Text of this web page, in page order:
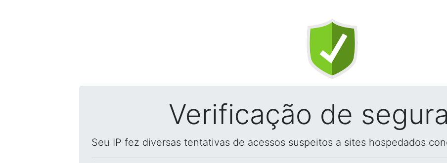
Verificação de
Seu IP fez diversas tentativas de acessos suspeitos a sites hospedados